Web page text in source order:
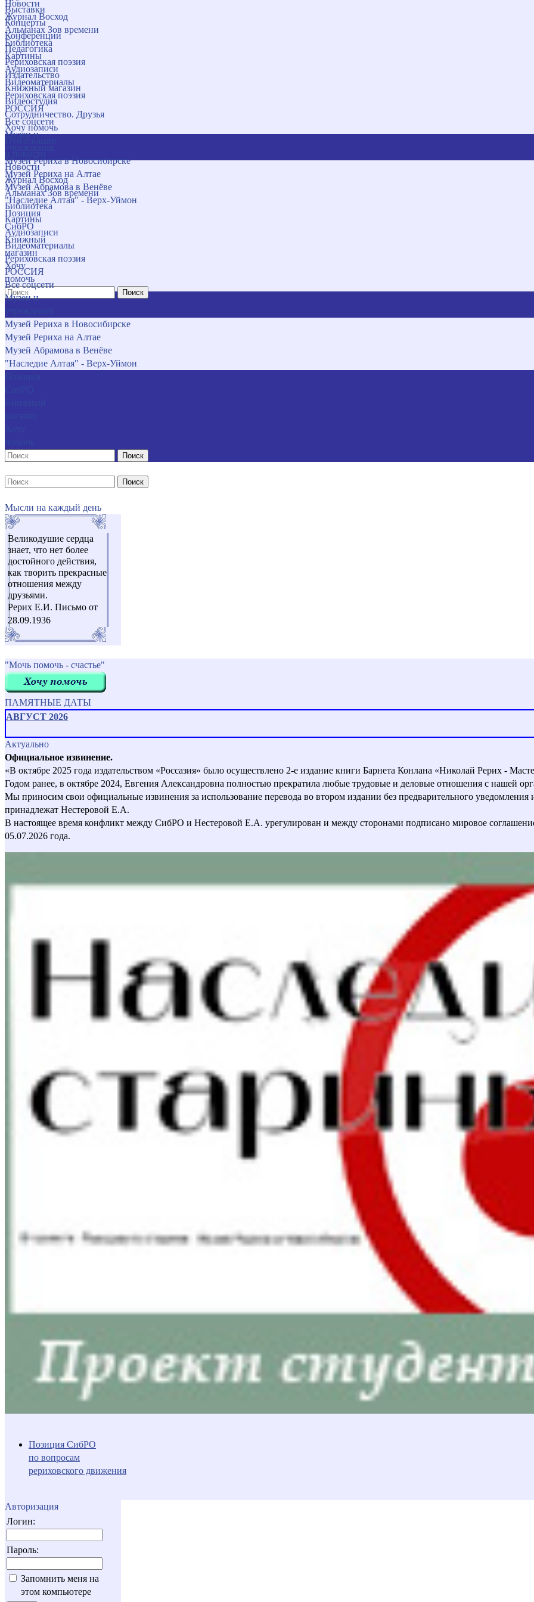
Новости
Журнал Восход
Альманах Зов времени
Библиотека
Картины
Аудиозаписи
Видеоматериалы
Рериховская поэзия
РОССИЯ
Все соцсети
Музеи и
Музей Рериха в Новосибирске
Музей Рериха на Алтае
Музей Абрамова в Венёве
"Наследие Алтая" - Верх-Уймон
Позиция
СибРО
Книжный
магазин
Хочу
помочь
Поиск
Выставки
Концерты
Конференции
Педагогика
Рериховская поэзия
Издательство
Книжный магазин
Видеостудия
Сотрудничество. Друзья
Хочу помочь
Новости
Журнал Восход
Альманах Зов времени
Библиотека
Картины
Аудиозаписи
Видеоматериалы
Рериховская поэзия
РОССИЯ
Все соцсети
Музеи и
Музей Рериха в Новосибирске
Музей Рериха на Алтае
Музей Абрамова в Венёве
"Наследие Алтая" - Верх-Уймон
Поиск
Поиск
Мысли на каждый день
Великодушие сердца
знает, что нет более
достойного действия,
как творить прекрасные
отношения между
друзьями.
Рерих Е.И. Письмо от
28.09.1936
"Мочь помочь - счастье"
ПАМЯТНЫЕ ДАТЫ
АВГУСТ 2026
Актуально
Официальное извинение.
«В октябре 2025 года издательством «Россазия» было осуществлено 2-е издание книги Барнета Конлана «Николай Рерих -
Годом ранее, в октябре 2024, Евгения Александровна полностью прекратила любые трудовые и деловые отношения с нашей
Мы приносим свои официальные извинения за использование перевода во втором издании без предварительного уведомления
принадлежат Нестеровой Е.А.
В настоящее время конфликт между СибРО и Нестеровой Е.А. урегулирован и между сторонами подписано мировое
05.07.2026 года.
Позиция СибРО
по вопросам
рериховского движения
Авторизация
Логин:
Пароль:
Запомнить меня на
этом компьютере